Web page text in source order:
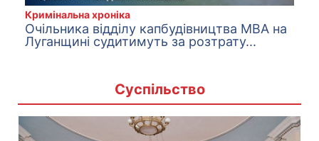
Кримінальна хроніка
Очільника відділу капбудівництва МВА на
Луганщині судитимуть за розтрату...
Суспільство